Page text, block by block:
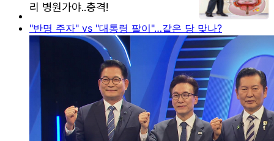
"반명 주자" vs "대통령 팔이"…같은 당 맞나?